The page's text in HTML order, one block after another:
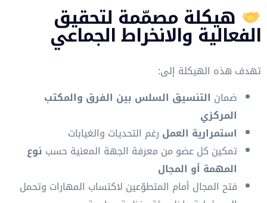
هيكلة مصمّمة لتحقيق
الفعالية والانخراط الجماعي
تهدف هذه الهيكلة إلى:
ضمان التنسيق السلس بين الفرق والمكتب
المركزي
استمرارية العمل رغم التحديات والغيابات
تمكين كل عضو من معرفة الجهة المعنية حسب نوع
المهمة أو المجال
فتح المجال أمام المتطوّعين لاكتساب المهارات وتحمل